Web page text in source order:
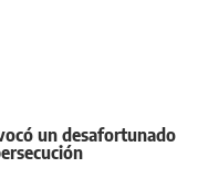
un desafortunado